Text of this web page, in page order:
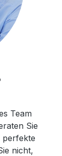
Team
Sie
perfekte
nicht,